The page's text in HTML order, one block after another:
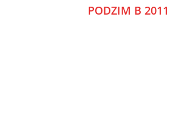
PODZIM B 2011